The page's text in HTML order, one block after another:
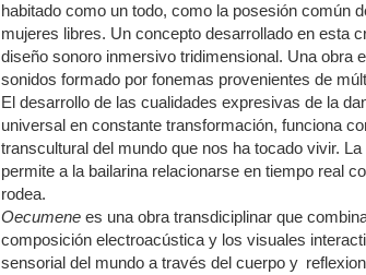
habitado como un todo, como la posesión común
mujeres libres. Un concepto desarrollado en esta
diseño sonoro inmersivo tridimensional. Una obra
sonidos formado por fonemas provenientes de
El desarrollo de las cualidades expresivas de la
universal en constante transformación, funciona
transcultural del mundo que nos ha tocado vivir.
permite a la bailarina relacionarse en tiempo real
rodea.
Oecumenees una obra transdiciplinar que
composición electroacústica y los visuales
sensorial del mundo a través del cuerpo y